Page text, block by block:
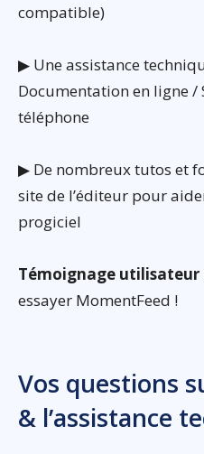
compatible)
▶ Une assistance
Documentation en ligne /
téléphone
▶ De nombreux tutos et
site de l’éditeur pour
progiciel
Témoignage utilisateur
essayer MomentFeed !
Vos questions
& l’assistance